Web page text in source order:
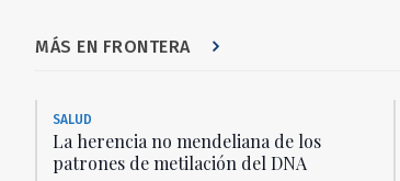
MÁS EN FRONTERA
SALUD
La herencia no mendeliana de los
patrones de metilación del DNA